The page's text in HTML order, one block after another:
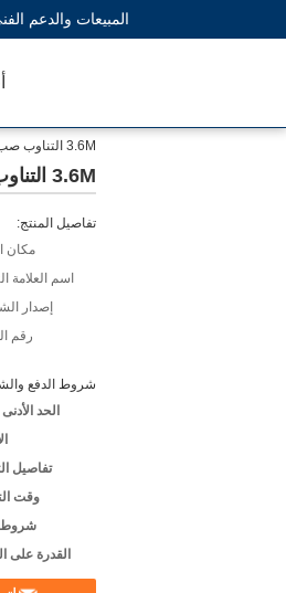
المبيعات والدعم
3.6M التناوب صب فرن متحرك آلة Yisong
3.6M التناوب صب فرن متحرك آلة Yisong
تفاصيل المنتج:
مكان
اسم العلامة
إصدار
رقم
شروط الدفع
الحد
تفاصيل
وقت
شروط
القدرة على